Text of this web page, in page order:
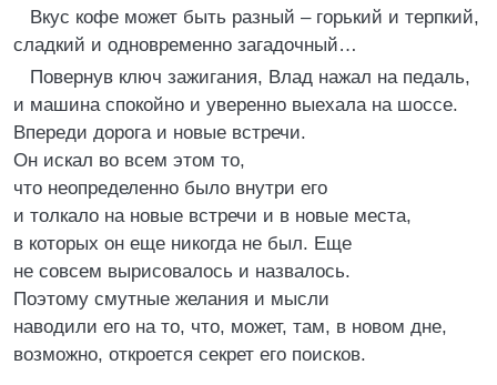
Вкус кофе может быть разный – горький и терпкий,
сладкий и одновременно загадочный…
Повернув ключ зажигания, Влад нажал на педаль,
и машина спокойно и уверенно выехала на шоссе.
Впереди дорога и новые встречи.
Он искал во всем этом то,
что неопределенно было внутри его
и толкало на новые встречи и в новые места,
в которых он еще никогда не был. Еще
не совсем вырисовалось и назвалось.
Поэтому смутные желания и мысли
наводили его на то, что, может, там, в новом дне,
возможно, откроется секрет его поисков.